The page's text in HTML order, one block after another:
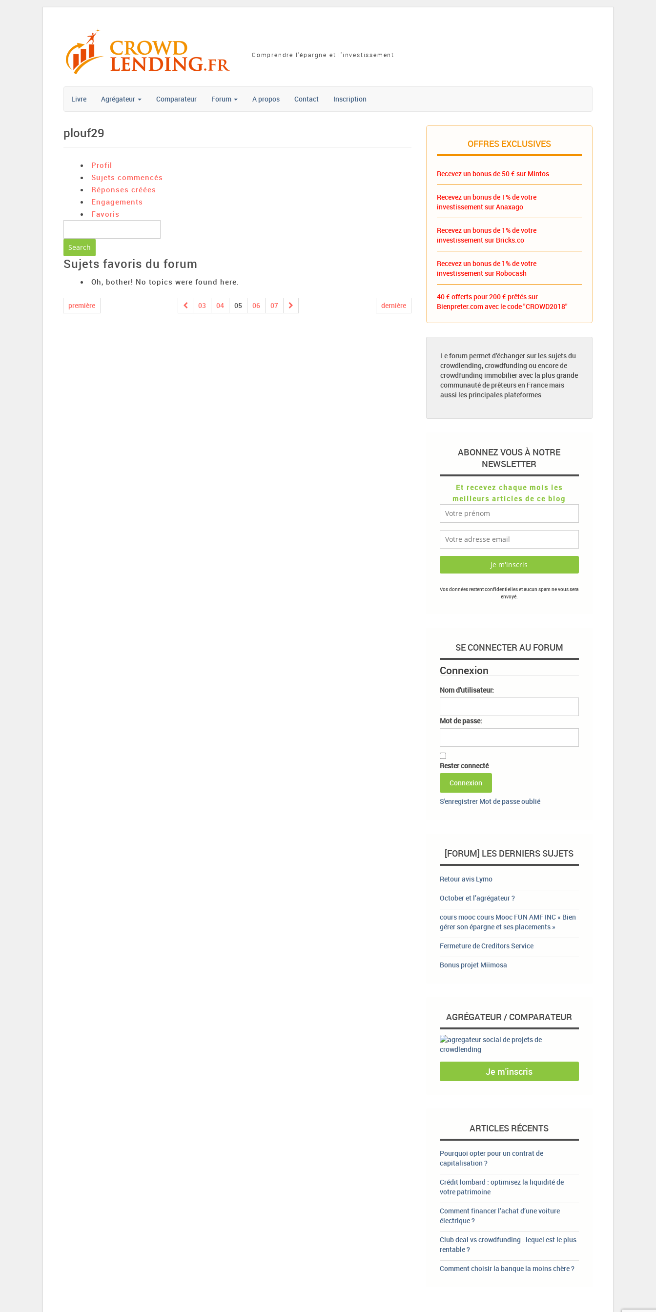
Comprendre l'épargne et l'investissement
Livre Agrégateur Comparateur Forum A propos Contact Inscription
plouf29
Profil
Sujets commencés
Réponses créées
Engagements
Favoris
Sujets favoris du forum
Oh, bother! No topics were found here.
première 03 04 05 06 07 dernière
OFFRES EXCLUSIVES
Recevez un bonus de 50 € sur Mintos
Recevez un bonus de 1% de votre
investissement sur Anaxago
Recevez un bonus de 1% de votre
investissement sur Bricks.co
Recevez un bonus de 1% de votre
investissement sur Robocash
40 € offerts pour 200 € prêtés sur
Bienpreter.com avec le code "CROWD2018"
Le forum permet d’échanger sur les sujets du
crowdlending, crowdfunding ou encore de
crowdfunding immobilier avec la plus grande
communauté de prêteurs en France mais
aussi les principales plateformes
ABONNEZ VOUS À NOTRE
NEWSLETTER
Et recevez chaque mois les
meilleurs articles de ce blog
Vos données restent confidentielles et aucun spam ne vous sera
envoyé.
SE CONNECTER AU FORUM
Connexion
Nom d'utilisateur:
Mot de passe:
Rester connecté
Connexion
S'enregistrer Mot de passe oublié
[FORUM] LES DERNIERS SUJETS
Retour avis Lymo
October et l’agrégateur ?
cours mooc cours Mooc FUN AMF INC « Bien
gérer son épargne et ses placements »
Fermeture de Creditors Service
Bonus projet Miimosa
AGRÉGATEUR / COMPARATEUR
Je m'inscris
ARTICLES RÉCENTS
Pourquoi opter pour un contrat de
capitalisation ?
Crédit lombard : optimisez la liquidité de
votre patrimoine
Comment financer l’achat d’une voiture
électrique ?
Club deal vs crowdfunding : lequel est le plus
rentable ?
Comment choisir la banque la moins chère ?